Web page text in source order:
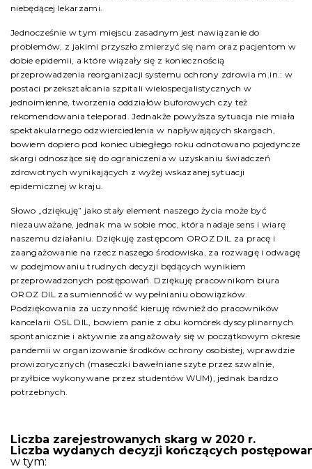
niebędącej lekarzami.
Jednocześnie w tym miejscu zasadnym jest nawiązanie do
problemów, z jakimi przyszło zmierzyć się nam oraz pacjentom w
dobie epidemii, a które wiązały się z koniecznością
przeprowadzenia reorganizacji systemu ochrony zdrowia m.in.: w
postaci przekształcania szpitali wielospecjalistycznych w
jednoimienne, tworzenia oddziałów buforowych czy też
rekomendowania teleporad. Jednakże powyższa sytuacja nie miała
spektakularnego odzwierciedlenia w napływających skargach,
bowiem dopiero pod koniec ubiegłego roku odnotowano pojedyncze
skargi odnoszące się do ograniczenia w uzyskaniu świadczeń
zdrowotnych wynikających z wyżej wskazanej sytuacji
epidemicznej w kraju.
Słowo „dziękuję” jako stały element naszego życia może być
niezauważane, jednak ma w sobie moc, która nadaje sens i wiarę
naszemu działaniu. Dziękuję zastępcom OROZ DIL za pracę i
zaangażowanie na rzecz naszego środowiska, za rozwagę i odwagę
w podejmowaniu trudnych decyzji będących wynikiem
przeprowadzonych postępowań. Dziękuję pracownikom biura
OROZ DIL za sumienność w wypełnianiu obowiązków.
Podziękowania za uczynność kieruję również do pracowników
kancelarii OSL DIL, bowiem panie z obu komórek dyscyplinarnych
spontanicznie i aktywnie zaangażowały się w początkowym okresie
pandemii w organizowanie środków ochrony osobistej, wprawdzie
prowizorycznych (maseczki bawełniane szyte przez szwalnie,
przyłbice wykonywane przez studentów WUM), jednak bardzo
potrzebnych.
Liczba zarejestrowanych skarg w 2020 r.
Liczba wydanych decyzji kończących
w tym: